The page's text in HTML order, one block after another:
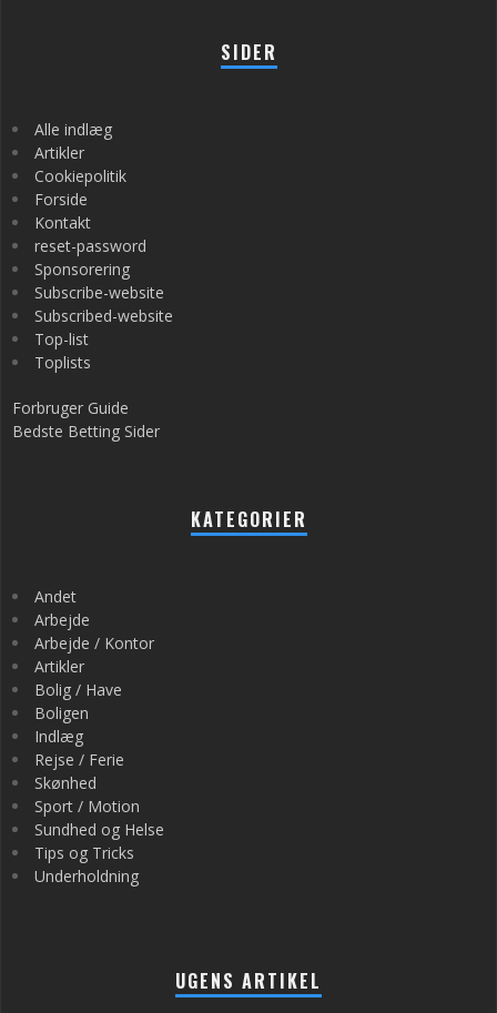
SIDER
Alle indlæg
Artikler
Cookiepolitik
Forside
Kontakt
reset-password
Sponsorering
Subscribe-website
Subscribed-website
Top-list
Toplists
Forbruger Guide
Bedste Betting Sider
KATEGORIER
Andet
Arbejde
Arbejde / Kontor
Artikler
Bolig / Have
Boligen
Indlæg
Rejse / Ferie
Skønhed
Sport / Motion
Sundhed og Helse
Tips og Tricks
Underholdning
UGENS ARTIKEL